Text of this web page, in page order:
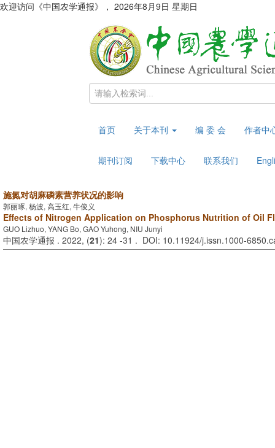
欢迎访问《中国农学通报》， 2026年8月9日 星期日
首页 关于本刊 编 委 会 作者中
期刊订阅 下载中心 联系我们
施氮对胡麻磷素营养状况的影响
郭丽琢, 杨波, 高玉红, 牛俊义
Effects of Nitrogen Application on Phosphorus Nutrition of Oil
GUO Lizhuo, YANG Bo, GAO Yuhong, NIU Junyi
中国农学通报 . 2022, (21): 24 -31 . DOI: 10.11924/j.issn.1000-